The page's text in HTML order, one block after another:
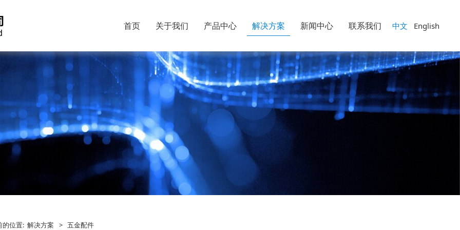
中文 English
首页 关于我们 产品中心 解决方案 新闻中心 联系我们
的位置:解决方案 > 五金配件